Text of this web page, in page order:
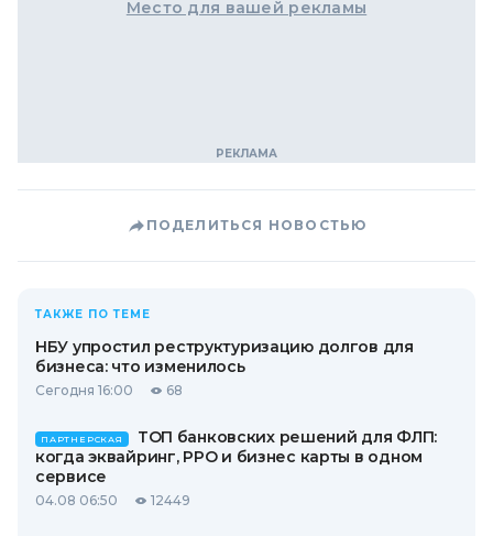
Место для вашей рекламы
ПОДЕЛИТЬСЯ НОВОСТЬЮ
ТАКЖЕ ПО ТЕМЕ
НБУ упростил реструктуризацию долгов для
бизнеса: что изменилось
Сегодня 16:00 68
ПАРТНЕРСКАЯ
ТОП банковских решений для ФЛП:
когда эквайринг, РРО и бизнес карты в одном
сервисе
04.08 06:50 12449